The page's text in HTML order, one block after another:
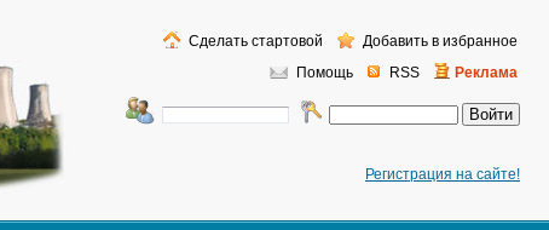
Регистрация на сайте!
Помощь RSS Реклама
Сделать стартовой Добавить в избранное